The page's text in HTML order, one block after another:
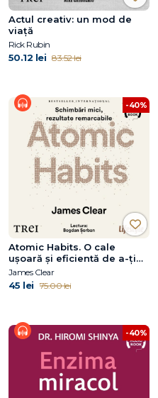
Actul creativ: un mod de
viață
Rick Rubin
50.12 lei 83.52 lei
-40%
Atomic Habits. O cale
ușoară și eficientă de a-ți
forma obiceiuri bune și a
scăpa de cele proaste
James Clear
45 lei 75.00 lei
-40%